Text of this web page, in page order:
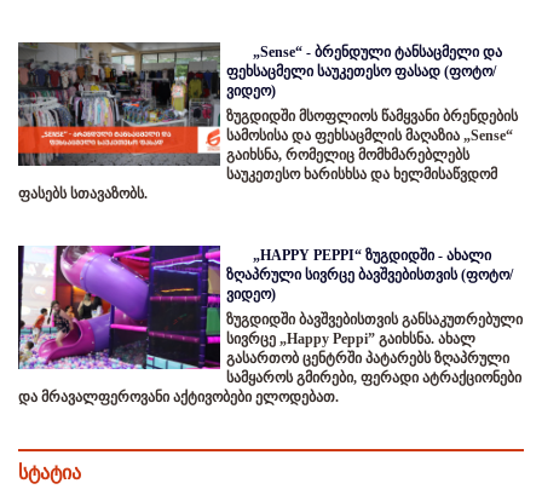
„Sense“ - ბრენდული ტანსაცმელი და
ფეხსაცმელი საუკეთესო ფასად (ფოტო/
ვიდეო)
ზუგდიდში მსოფლიოს წამყვანი ბრენდების
სამოსისა და ფეხსაცმლის მაღაზია „Sense“
გაიხსნა, რომელიც მომხმარებლებს
საუკეთესო ხარისხსა და ხელმისაწვდომ
ფასებს სთავაზობს.
„HAPPY PEPPI“ ზუგდიდში - ახალი
ზღაპრული სივრცე ბავშვებისთვის (ფოტო/
ვიდეო)
ზუგდიდში ბავშვებისთვის განსაკუთრებული
სივრცე „Happy Peppi” გაიხსნა. ახალ
გასართობ ცენტრში პატარებს ზღაპრული
სამყაროს გმირები, ფერადი ატრაქციონები
და მრავალფეროვანი აქტივობები ელოდებათ.
სტატია